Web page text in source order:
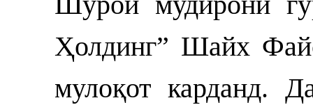
Ҳолдинг” Шайх
мулоқот карданд.